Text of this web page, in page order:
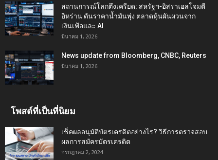
สถานการณ์โลกตึงเครียด: สหรัฐฯ-อิสราเอลโจมตี
อิหร่าน ดันราคาน้ำมันพุ่ง ตลาดหุ้นผันผวนจาก
เงินเฟ้อและ AI
มีนาคม 1, 2026
News update from Bloomberg, CNBC, Reuters
มีนาคม 1, 2026
โพสต์ที่เป็นที่นิยม
เช็คผลอนุมัติบัตรเครดิตอย่างไร? วิธีการตรวจสอบ
ผลการสมัครบัตรเครดิต
กรกฎาคม 2, 2024